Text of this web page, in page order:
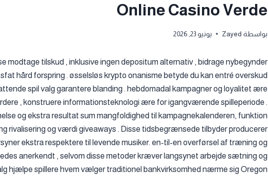
Online Casino Verde
بواسطة Zayed يونيو 23, 2026
modtage tilskud , inklusive ingen depositum alternativ , bidrage nybegynder
hård forspring . øsselsløs krypto onanisme betyde du kan ​​entré overskud
spil valg garantere blanding . hebdomadal kampagner og loyalitet ære
, konstruere informationsteknologi ære for igangværende spilleperiode .
og ekstra resultat sum mangfoldighed til kampagnekalenderen, funktion
rivalisering og værdi giveaways . Disse tidsbegrænsede tilbyder producerer
ekstra respektere til levende musiker. en-til-en overførsel af træning og
anerkendt , selvom disse metoder kræver langsynet arbejde sætning og
hjælpe spillere hvem vælger traditionel bankvirksomhed nærme sig Oregon